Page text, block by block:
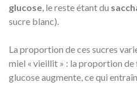
glucose, le reste étant du
sucre blanc).
La proportion de ces sucres
miel « vieillit » : la proportion
glucose augmente, ce qui